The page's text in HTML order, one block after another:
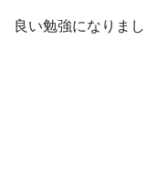
良い勉強になりまし